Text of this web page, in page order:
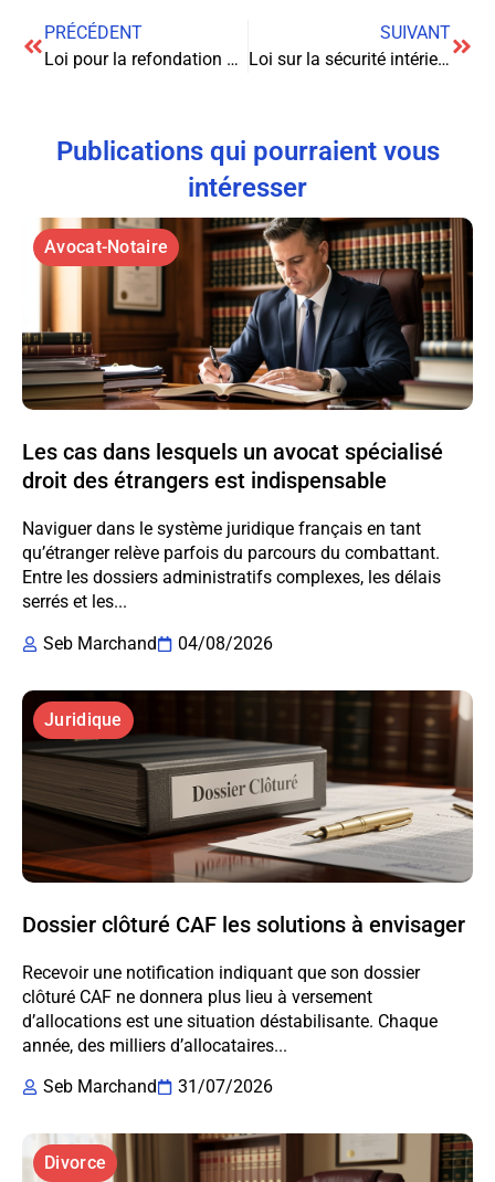
PRÉCÉDENT
Loi pour la refondation de l’école (2013)
SUIVANT
Loi sur la sécurité intérieure et lutte contre le terrorisme (2017)
Publications qui pourraient vous
intéresser
Avocat-Notaire
Les cas dans lesquels un avocat spécialisé
droit des étrangers est indispensable
Naviguer dans le système juridique français en tant
qu’étranger relève parfois du parcours du combattant.
Entre les dossiers administratifs complexes, les délais
serrés et les...
Seb Marchand
04/08/2026
Juridique
Dossier clôturé CAF les solutions à envisager
Recevoir une notification indiquant que son dossier
clôturé CAF ne donnera plus lieu à versement
d’allocations est une situation déstabilisante. Chaque
année, des milliers d’allocataires...
Seb Marchand
31/07/2026
Divorce